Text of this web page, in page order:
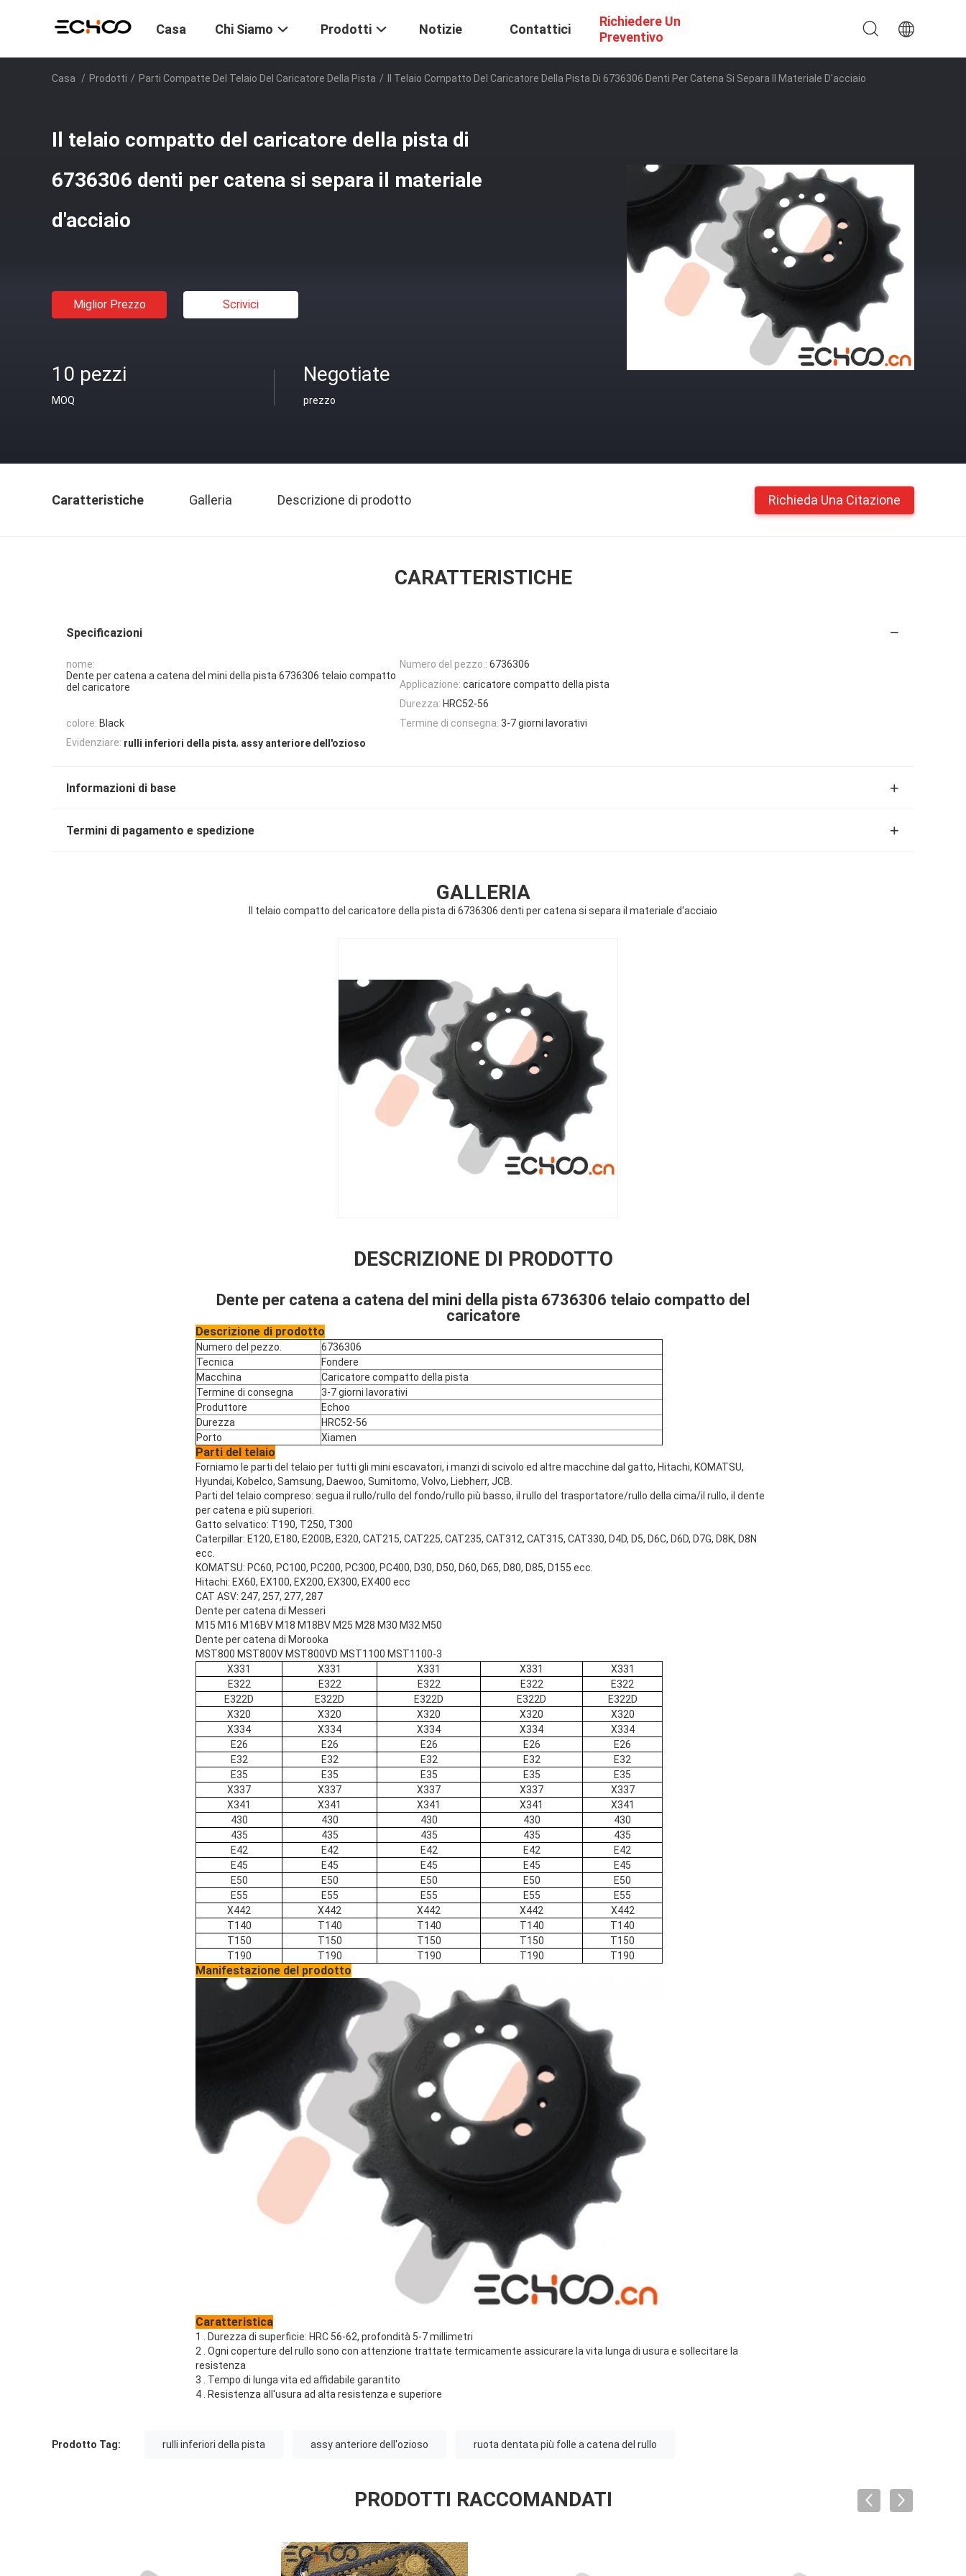
Casa Chi Siamo Prodotti Notizie Contattici
Richiedere Un
Preventivo
Casa / Prodotti / Parti Compatte Del Telaio Del Caricatore Della Pista / Il Telaio Compatto Del Caricatore Della Pista Di 6736306 Denti Per Catena Si Separa Il Materiale D'acciaio
Il telaio compatto del caricatore della pista di
6736306 denti per catena si separa il materiale
d'acciaio
Miglior Prezzo Scrivici
10 pezzi
MOQ
Negotiate
prezzo
Caratteristiche Galleria Descrizione di prodotto Richieda Una Citazione
CARATTERISTICHE
Specificazioni
nome:
Dente per catena a catena del mini della pista 6736306 telaio compatto
del caricatore
Numero del pezzo.: 6736306
Applicazione: caricatore compatto della pista
Durezza: HRC52-56
colore: Black Termine di consegna: 3-7 giorni lavorativi
Evidenziare: rulli inferiori della pista, assy anteriore dell'ozioso
Informazioni di base
Termini di pagamento e spedizione
GALLERIA
Il telaio compatto del caricatore della pista di 6736306 denti per catena si separa il materiale d'acciaio
DESCRIZIONE DI PRODOTTO
Dente per catena a catena del mini della pista 6736306 telaio compatto del
caricatore
Descrizione di prodotto
Numero del pezzo.
6736306
Tecnica
Fondere
Macchina
Caricatore compatto della pista
Termine di consegna
3-7 giorni lavorativi
Produttore
Echoo
Durezza
HRC52-56
Porto
Xiamen
Parti del telaio
Forniamo le parti del telaio per tutti gli mini escavatori, i manzi di scivolo ed altre macchine dal gatto, Hitachi, KOMATSU,
Hyundai, Kobelco, Samsung, Daewoo, Sumitomo, Volvo, Liebherr, JCB.
Parti del telaio compreso: segua il rullo/rullo del fondo/rullo più basso, il rullo del trasportatore/rullo della cima/il rullo, il dente
per catena e più superiori.
Gatto selvatico: T190, T250, T300
Caterpillar: E120, E180, E200B, E320, CAT215, CAT225, CAT235, CAT312, CAT315, CAT330, D4D, D5, D6C, D6D, D7G, D8K, D8N
ecc.
KOMATSU: PC60, PC100, PC200, PC300, PC400, D30, D50, D60, D65, D80, D85, D155 ecc.
Hitachi: EX60, EX100, EX200, EX300, EX400 ecc
CAT ASV: 247, 257, 277, 287
Dente per catena di Messeri
M15 M16 M16BV M18 M18BV M25 M28 M30 M32 M50
Dente per catena di Morooka
MST800 MST800V MST800VD MST1100 MST1100-3
X331
X331 X331 X331
X331
E322
E322 E322 E322
E322
E322D
E322D E322D E322D
E322D
X320
X320 X320 X320
X320
X334
X334 X334 X334
X334
E26
E26 E26 E26
E26
E32
E32 E32 E32
E32
E35
E35 E35 E35
E35
X337
X337 X337 X337
X337
X341
X341 X341 X341
X341
430
430 430 430
430
435
435 435 435
435
E42
E42 E42 E42
E42
E45
E45 E45 E45
E45
E50
E50 E50 E50
E50
E55
E55 E55 E55
E55
X442
X442 X442 X442
X442
T140
T140 T140 T140
T140
T150
T150 T150 T150
T150
T190
T190 T190 T190 T190
Manifestazione del prodotto
Caratteristica
1 . Durezza di superficie: HRC 56-62, profondità 5-7 millimetri
2 . Ogni coperture del rullo sono con attenzione trattate termicamente assicurare la vita lunga di usura e sollecitare la
resistenza
3 . Tempo di lunga vita ed affidabile garantito
4 . Resistenza all'usura ad alta resistenza e superiore
Prodotto Tag: rulli inferiori della pista assy anteriore dell'ozioso ruota dentata più folle a catena del rullo
PRODOTTI RACCOMANDATI